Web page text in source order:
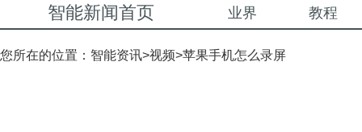
智能新闻首页 业界 教程
您所在的位置： 智能资讯>视频>苹果手机怎么录屏